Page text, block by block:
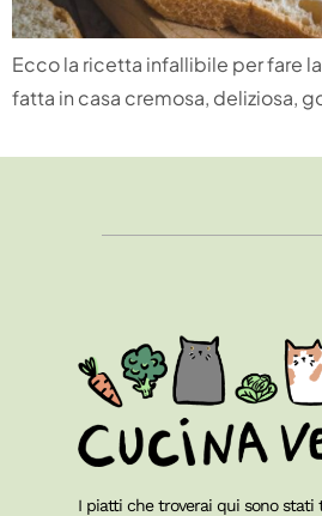
Ecco la ricetta infallibile per fare
fatta in casa cremosa, deliziosa,
I piatti che troverai qui sono